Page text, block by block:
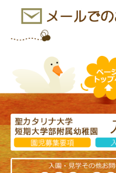
想いのこもったプレゼントはとて
すね♡
青組さんとの素敵な時間を過ごす
青組さん、今までたくさんありが
もずっとずっと大好きだよ～！
そして・・・
青組さんと共に卒園されるなつみ
も行いました。